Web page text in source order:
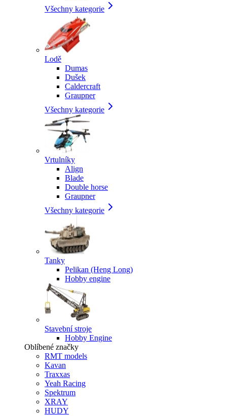
Všechny kategorie
Lodě
Dumas
Dušek
Caldercraft
Graupner
Všechny kategorie
Vrtulníky
Align
Blade
Double horse
Graupner
Všechny kategorie
Tanky
Pelikan (Heng Long)
Hobby engine
Stavební stroje
Hobby Engine
Oblíbené značky
RMT models
Kavan
Traxxas
Yeah Racing
Spektrum
XRAY
HUDY